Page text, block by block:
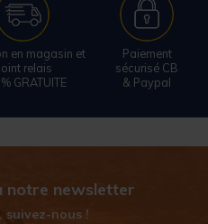
en magasin et
relais
GRATUITE
Paiement
sécurisé CB
& Paypal
notre newsletter
suivez-nous !